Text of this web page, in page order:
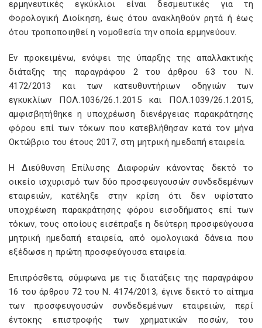
ερμηνευτικές εγκύκλιοι είναι δεσμευτικές για τη
Φορολογική Διοίκηση, έως ότου ανακληθούν ρητά ή έως
ότου τροποποιηθεί η νομοθεσία την οποία ερμηνεύουν.
Εν προκειμένω, ενόψει της ύπαρξης της απαλλακτικής
διάταξης της παραγράφου 2 του άρθρου 63 του Ν.
4172/2013 και των κατευθυντήριων οδηγιών των
εγκυκλίων ΠΟΛ.1036/26.1.2015 και ΠΟΛ.1039/26.1.2015,
αμφισβητήθηκε η υποχρέωση διενέργειας παρακράτησης
φόρου επί των τόκων που κατεβλήθησαν κατά τον μήνα
Οκτώβριο του έτους 2017, στη μητρική ημεδαπή εταιρεία.
Η Διεύθυνση Επίλυσης Διαφορών κάνοντας δεκτό το
οικείο ισχυρισμό των δύο προσφευγουσών συνδεδεμένων
εταιρειών, κατέληξε στην κρίση ότι δεν υφίστατο
υποχρέωση παρακράτησης φόρου εισοδήματος επί των
τόκων, τους οποίους εισέπραξε η δεύτερη προσφεύγουσα
μητρική ημεδαπή εταιρεία, από ομολογιακά δάνεια που
εξέδωσε η πρώτη προσφεύγουσα εταιρεία.
Επιπρόσθετα, σύμφωνα με τις διατάξεις της παραγράφου
16 του άρθρου 72 του Ν. 4174/2013, έγινε δεκτό το αίτημα
των προσφευγουσών συνδεδεμένων εταιρειών, περί
έντοκης επιστροφής των χρηματικών ποσών, του